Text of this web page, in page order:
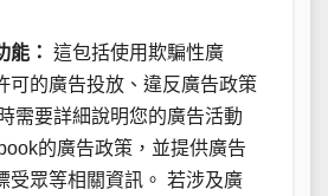
能： 這包括使用欺騙性廣
可的廣告投放、違反廣告政策
需要詳細說明您的廣告活動
的廣告政策，並提供廣告
受眾等相關資訊。 若涉及廣